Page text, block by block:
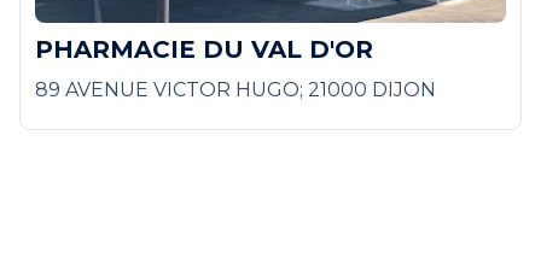
PHARMACIE DU VAL D'OR
89 AVENUE VICTOR HUGO; 21000 DIJON